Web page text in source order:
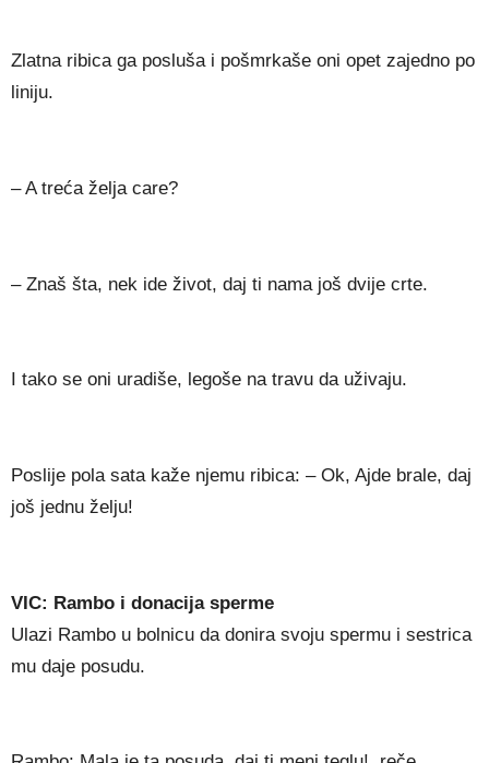
Zlatna ribica ga posluša i pošmrkaše oni opet zajedno po
liniju.
– A treća želja care?
– Znaš šta, nek ide život, daj ti nama još dvije crte.
I tako se oni uradiše, legoše na travu da uživaju.
Poslije pola sata kaže njemu ribica: – Ok, Ajde brale, daj
još jednu želju!
VIC: Rambo i donacija sperme
Ulazi Rambo u bolnicu da donira svoju spermu i sestrica
mu daje posudu.